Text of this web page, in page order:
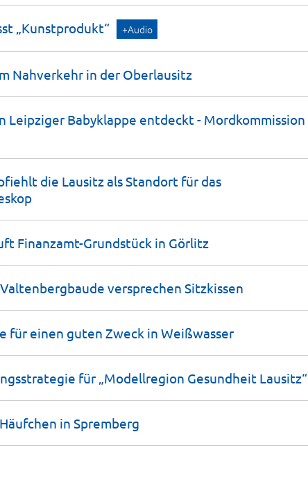
„Kunstprodukt“ +Audio
Nahverkehr in der Oberlausitz
Leipziger Babyklappe entdeckt - Mordkommission
die Lausitz als Standort für das
Finanzamt-Grundstück in Görlitz
versprechen Sitzkissen
für einen guten Zweck in Weißwasser
für „Modellregion Gesundheit Lausitz“
in Spremberg